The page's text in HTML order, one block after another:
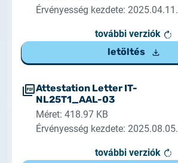
Érvényesség kezdete: 2025.04.11.
további verziók
letöltés
Attestation Letter IT-
NL25T1_AAL-03
Méret: 418.97 KB
Érvényesség kezdete: 2025.08.05.
további verziók